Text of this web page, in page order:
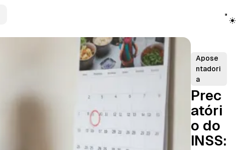
Apose
ntadori
a
Prec
atóri
o do
INSS: